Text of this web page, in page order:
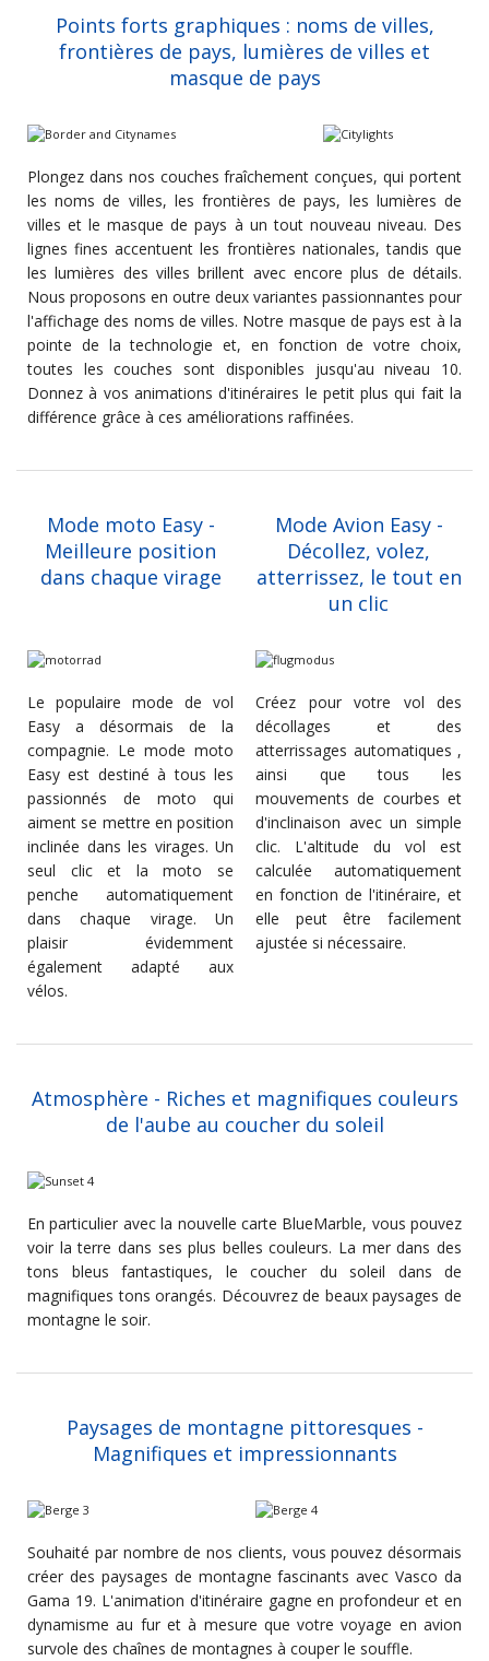
Points forts graphiques : noms de villes,
frontières de pays, lumières de villes et
masque de pays
Plongez dans nos couches fraîchement conçues, qui portent
les noms de villes, les frontières de pays, les lumières de
villes et le masque de pays à un tout nouveau niveau. Des
lignes fines accentuent les frontières nationales, tandis que
les lumières des villes brillent avec encore plus de détails.
Nous proposons en outre deux variantes passionnantes pour
l'affichage des noms de villes. Notre masque de pays est à la
pointe de la technologie et, en fonction de votre choix,
toutes les couches sont disponibles jusqu'au niveau 10.
Donnez à vos animations d'itinéraires le petit plus qui fait la
différence grâce à ces améliorations raffinées.
Mode moto Easy -
Meilleure position
dans chaque virage
Mode Avion Easy -
Décollez, volez,
atterrissez, le tout en
un clic
Le populaire mode de vol
Easy a désormais de la
compagnie. Le mode moto
Easy est destiné à tous les
passionnés de moto qui
aiment se mettre en position
inclinée dans les virages. Un
seul clic et la moto se
penche automatiquement
dans chaque virage. Un
plaisir évidemment
également adapté aux
vélos.
Créez pour votre vol des
décollages et des
atterrissages automatiques ,
ainsi que tous les
mouvements de courbes et
d'inclinaison avec un simple
clic. L'altitude du vol est
calculée automatiquement
en fonction de l'itinéraire, et
elle peut être facilement
ajustée si nécessaire.
Atmosphère - Riches et magnifiques couleurs
de l'aube au coucher du soleil
En particulier avec la nouvelle carte BlueMarble, vous pouvez
voir la terre dans ses plus belles couleurs. La mer dans des
tons bleus fantastiques, le coucher du soleil dans de
magnifiques tons orangés. Découvrez de beaux paysages de
montagne le soir.
Paysages de montagne pittoresques -
Magnifiques et impressionnants
Souhaité par nombre de nos clients, vous pouvez désormais
créer des paysages de montagne fascinants avec Vasco da
Gama 19. L'animation d'itinéraire gagne en profondeur et en
dynamisme au fur et à mesure que votre voyage en avion
survole des chaînes de montagnes à couper le souffle.